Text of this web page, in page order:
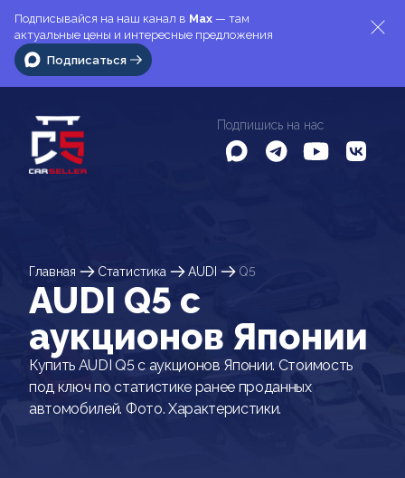
Подписывайся на наш канал в Max — там
актуальные цены и интересные предложения
Подписаться
Подпишись на нас
Главная Статистика AUDI Q5
AUDI Q5 c
аукционов Японии
Купить AUDI Q5 с аукционов Японии. Стоимость
под ключ по статистике ранее проданных
автомобилей. Фото. Характеристики.